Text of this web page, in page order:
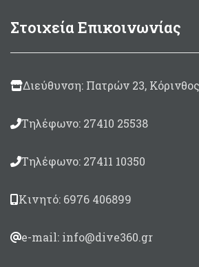
Στοιχεία Επικοινωνίας
Διεύθυνση: Πατρών 23, Κόρινθος
Τηλέφωνο: 27410 25538
Τηλέφωνο: 27411 10350
Κινητό: 6976 406899
e-mail: info@dive360.gr